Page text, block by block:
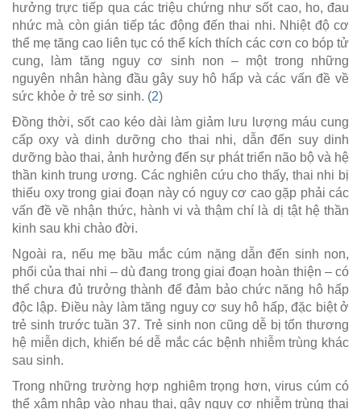
hưởng trực tiếp qua các triệu chứng như sốt cao, ho, đau
nhức mà còn gián tiếp tác động đến thai nhi. Nhiệt độ cơ
thể mẹ tăng cao liên tục có thể kích thích các cơn co bóp tử
cung, làm tăng nguy cơ sinh non – một trong những
nguyên nhân hàng đầu gây suy hô hấp và các vấn đề về
sức khỏe ở trẻ sơ sinh. (2)
Đồng thời, sốt cao kéo dài làm giảm lưu lượng máu cung
cấp oxy và dinh dưỡng cho thai nhi, dẫn đến suy dinh
dưỡng bào thai, ảnh hưởng đến sự phát triển não bộ và hệ
thần kinh trung ương. Các nghiên cứu cho thấy, thai nhi bị
thiếu oxy trong giai đoạn này có nguy cơ cao gặp phải các
vấn đề về nhận thức, hành vi và thậm chí là dị tật hệ thần
kinh sau khi chào đời.
Ngoài ra, nếu mẹ bầu mắc cúm nặng dẫn đến sinh non,
phổi của thai nhi – dù đang trong giai đoạn hoàn thiện – có
thể chưa đủ trưởng thành để đảm bảo chức năng hô hấp
độc lập. Điều này làm tăng nguy cơ suy hô hấp, đặc biệt ở
trẻ sinh trước tuần 37. Trẻ sinh non cũng dễ bị tổn thương
hệ miễn dịch, khiến bé dễ mắc các bệnh nhiễm trùng khác
sau sinh.
Trong những trường hợp nghiêm trọng hơn, virus cúm có
thể xâm nhập vào nhau thai, gây nguy cơ nhiễm trùng thai